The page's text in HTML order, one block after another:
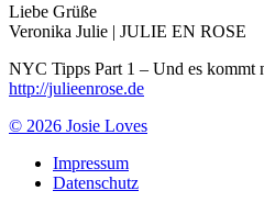
Liebe Grüße
Veronika Julie | JULIE EN ROSE
NYC Tipps Part 1 – Und es kommt
http://julieenrose.de
© 2026 Josie Loves
Impressum
Datenschutz